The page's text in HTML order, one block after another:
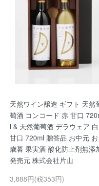
天然ワイン醸造 ギフト 天然
萄酒 コンコード 赤 甘口
l & 天然葡萄酒 デラウェア 白
甘口 720ml 贈答品 お中元 お
歳暮 果実酒 酸化防止剤無添
発売元 株式会社片山
3,888円(税353円)